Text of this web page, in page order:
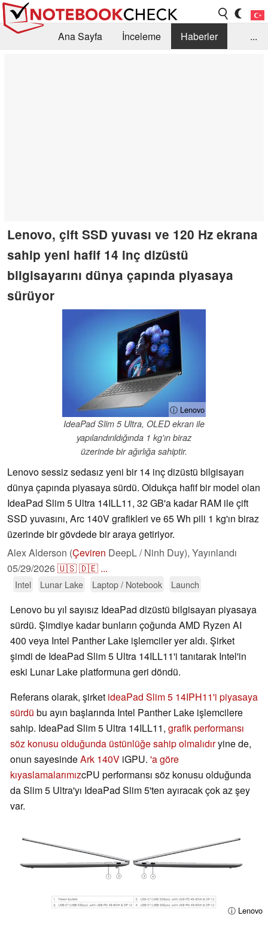
Ana Sayfa İnceleme
Haberler
...
Lenovo, çift SSD yuvası ve 120 Hz ekrana
sahip yeni hafif 14 inç dizüstü
bilgisayarını dünya çapında piyasaya
sürüyor
ⓘ Lenovo
IdeaPad Slim 5 Ultra, OLED ekran ile
yapılandırıldığında 1 kg'ın biraz
üzerinde bir ağırlığa sahiptir.
Lenovo sessiz sedasız yeni bir 14 inç dizüstü bilgisayarı
dünya çapında piyasaya sürdü. Oldukça hafif bir model olan
IdeaPad Slim 5 Ultra 14ILL11, 32 GB'a kadar RAM ile çift
SSD yuvasını, Arc 140V grafikleri ve 65 Wh pili 1 kg'ın biraz
üzerinde bir gövdede bir araya getiriyor.
Alex Alderson (Çeviren DeepL / Ninh Duy), Yayınlandı
05/29/2026🇺🇸🇩🇪 ...
Intel Lunar Lake Laptop / Notebook Launch
Lenovo bu yıl sayısız IdeaPad dizüstü bilgisayarı piyasaya
sürdü. Şimdiye kadar bunların çoğunda AMD Ryzen AI
400 veya Intel Panther Lake işlemciler yer aldı. Şirket
şimdi de IdeaPad Slim 5 Ultra 14ILL11'i tanıtarak Intel'in
eski Lunar Lake platformuna geri döndü.
Referans olarak, şirket ideaPad Slim 5 14IPH11'i piyasaya
sürdü bu ayın başlarında Intel Panther Lake işlemcilere
sahip. IdeaPad Slim 5 Ultra 14ILL11, grafik performansı
söz konusu olduğunda üstünlüğe sahip olmalıdıryine de,
onun sayesindeArk 140V iGPU. 'a göre
kıyaslamalarımızcPU performansı söz konusu olduğunda
da Slim 5 Ultra'yı IdeaPad Slim 5'ten ayıracak çok az şey
var.
ⓘ Lenovo